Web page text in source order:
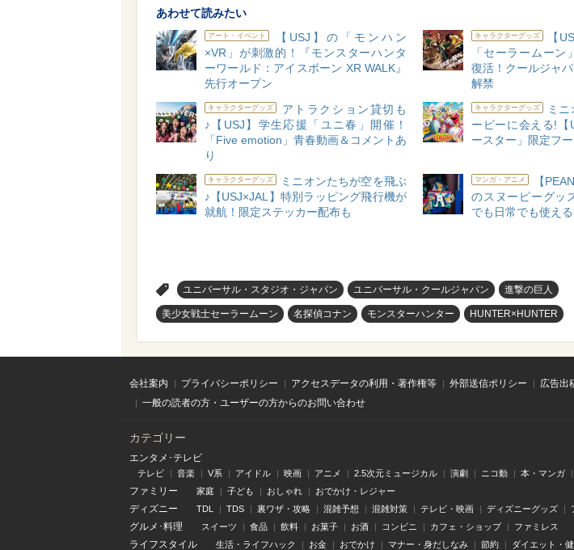
あわせて読みたい
アート・イベント
【USJ】の「モンハン
×VR」が刺激的！『モンスターハンタ
ーワールド：アイスボーン XR WALK』
先行オープン
キャラクターグッズ
【
「セーラームーン
復活！クールジャ
解禁
キャラクターグッズ
アトラクション貸切も
♪【USJ】学生応援「ユニ春」開催！
「Five emotion」青春動画＆コメントあ
り
キャラクターグッズ
ミ
ーピーに会える!【
ースター」限定フ
キャラクターグッズ
ミニオンたちが空を飛ぶ
♪【USJ×JAL】特別ラッピング飛行機が
就航！限定ステッカー配布も
マンガ・アニメ
【
のスヌーピーグッ
でも日常でも使え
ユニバーサル・スタジオ・ジャパン ユニバーサル・クールジャパン 進撃の巨人
美少女戦士セーラームーン 名探偵コナン モンスターハンター HUNTER×HUNTER
会社案内 プライバシーポリシー アクセスデータの利用・著作権等 外部送信ポリシー
広告出
一般の読者の方・ユーザーの方からのお問い合わせ
カテゴリー
エンタメ･テレビ
テレビ 音楽 V系 アイドル 映画 アニメ 2.5次元ミュージカル 演劇 ニコ動 本・マンガ
ファミリー 家庭 子ども おしゃれ おでかけ・レジャー
ディズニー TDL TDS 裏ワザ・攻略 混雑予想 混雑対策 テレビ・映画 ディズニーグッズ
グルメ･料理 スイーツ 食品 飲料 お菓子 お酒 コンビニ カフェ・ショップ ファミレス
ライフスタイル 生活・ライフハック お金 おでかけ マナー・身だしなみ 節約 ダイエット・